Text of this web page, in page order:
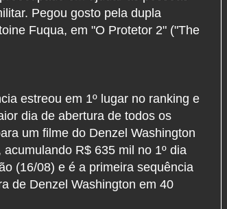
Pegou gosto pela dupla
Fuqua, em "O Protetor 2" ("The
estreou em 1º lugar no ranking e
dia de abertura de todos os
um filme do Denzel Washington
acumulando R$ 635 mil no 1º dia
(16/08) e é a primeira sequência
de Denzel Washington em 40